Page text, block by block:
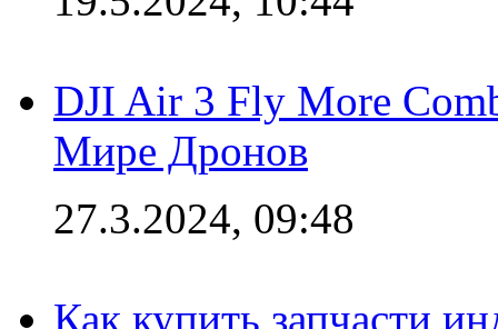
DJI Air 3 Fly More
Мире Дронов
27.3.2024, 09:48
Как купить запчасти